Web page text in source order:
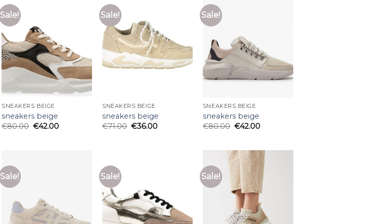
Sale!
SNEAKERS BEIGE
sneakers beige
€80.00 €42.00
Sale!
SNEAKERS BEIGE
sneakers beige
€71.00 €36.00
Sale!
SNEAKERS BEIGE
sneakers beige
€80.00 €42.00
Sale! Sale! Sale!